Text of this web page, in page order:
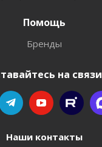
Помощь
Бренды
на связи
Наши контакты